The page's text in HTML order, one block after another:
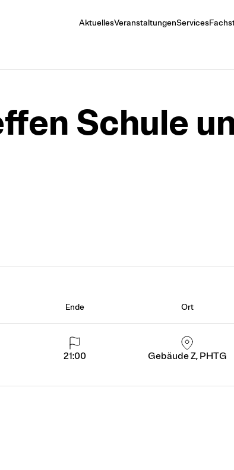
AktuellesVeranstaltungenServices
Schule
Ende Ort
21:00 Gebäude Z, PHTG